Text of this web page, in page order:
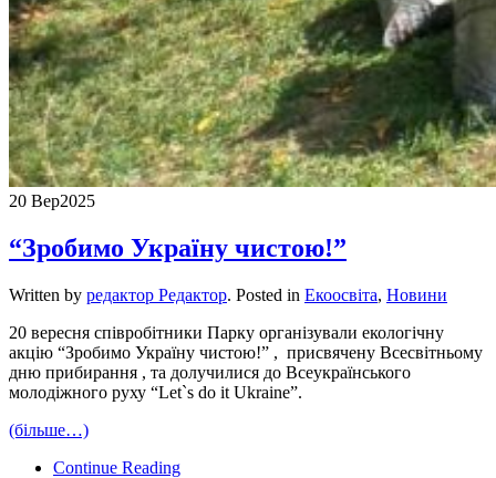
20 Вер2025
“Зробимо Україну чистою!”
Written by редактор Редактор. Posted in Екоосвіта, Новини
20 вересня співробітники Парку організували екологічну
акцію “Зробимо Україну чистою!” , присвячену Всесвітньому
дню прибирання , та долучилися до Всеукраїнського
молодіжного руху “Let`s do it Ukraine”.
(більше…)
Continue Reading